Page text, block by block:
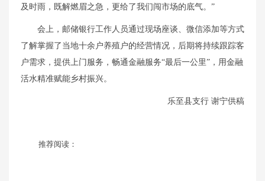
及时雨，既解燃眉之急，更给了我们闯市场的底气。”
会上，邮储银行工作人员通过现场座谈、微信添加等方式
了解掌握了当地十余户养殖户的经营情况，后期将持续跟踪客
户需求，提供上门服务，畅通金融服务“最后一公里”，用金融
活水精准赋能乡村振兴。
乐至县支行 谢宁供稿
推荐阅读：